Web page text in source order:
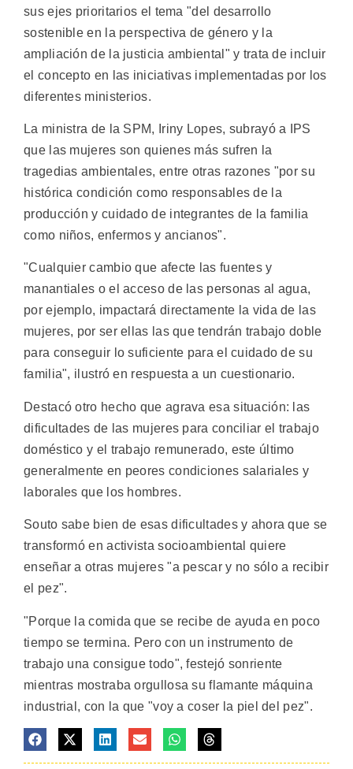
sus ejes prioritarios el tema "del desarrollo
sostenible en la perspectiva de género y la
ampliación de la justicia ambiental" y trata de incluir
el concepto en las iniciativas implementadas por los
diferentes ministerios.
La ministra de la SPM, Iriny Lopes, subrayó a IPS
que las mujeres son quienes más sufren la
tragedias ambientales, entre otras razones "por su
histórica condición como responsables de la
producción y cuidado de integrantes de la familia
como niños, enfermos y ancianos".
"Cualquier cambio que afecte las fuentes y
manantiales o el acceso de las personas al agua,
por ejemplo, impactará directamente la vida de las
mujeres, por ser ellas las que tendrán trabajo doble
para conseguir lo suficiente para el cuidado de su
familia", ilustró en respuesta a un cuestionario.
Destacó otro hecho que agrava esa situación: las
dificultades de las mujeres para conciliar el trabajo
doméstico y el trabajo remunerado, este último
generalmente en peores condiciones salariales y
laborales que los hombres.
Souto sabe bien de esas dificultades y ahora que se
transformó en activista socioambiental quiere
enseñar a otras mujeres "a pescar y no sólo a recibir
el pez".
"Porque la comida que se recibe de ayuda en poco
tiempo se termina. Pero con un instrumento de
trabajo una consigue todo", festejó sonriente
mientras mostraba orgullosa su flamante máquina
industrial, con la que "voy a coser la piel del pez".